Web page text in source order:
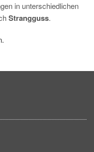
in unterschiedlichen
Strangguss.